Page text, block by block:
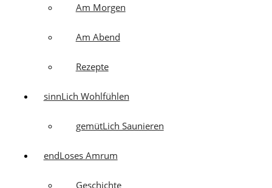
Am Morgen
Am Abend
Rezepte
sinnLich Wohlfühlen
gemütLich Saunieren
endLoses Amrum
Geschichte